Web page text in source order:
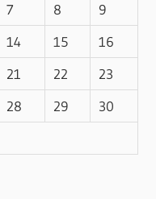
7 8
9
14 15
16
21 22
23
28 29
30